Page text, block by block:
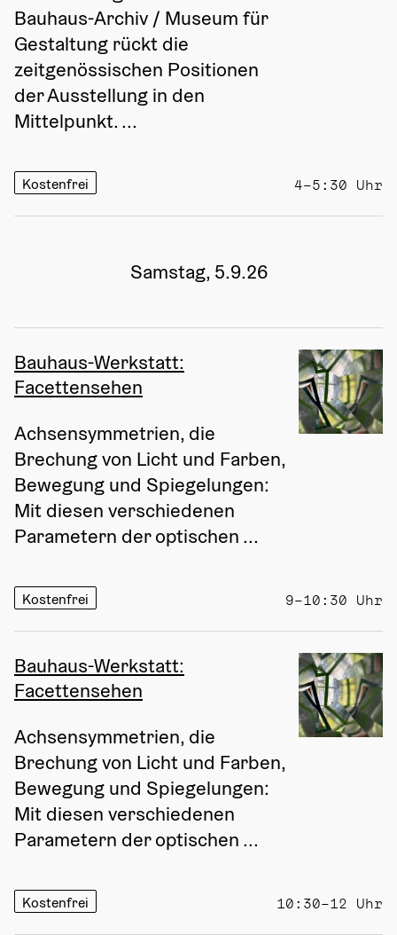
Bauhaus-Archiv / Museum für
Gestaltung rückt die
zeitgenössischen Positionen
der Ausstellung in den
Mittelpunkt. ...
Kostenfrei 4–5:30 Uhr
Samstag, 5.9.26
Bauhaus-Werkstatt:
Facettensehen
Achsensymmetrien, die
Brechung von Licht und Farben,
Bewegung und Spiegelungen:
Mit diesen verschiedenen
Parametern der optischen ...
Kostenfrei 9–10:30 Uhr
Bauhaus-Werkstatt:
Facettensehen
Achsensymmetrien, die
Brechung von Licht und Farben,
Bewegung und Spiegelungen:
Mit diesen verschiedenen
Parametern der optischen ...
Kostenfrei 10:30–12 Uhr